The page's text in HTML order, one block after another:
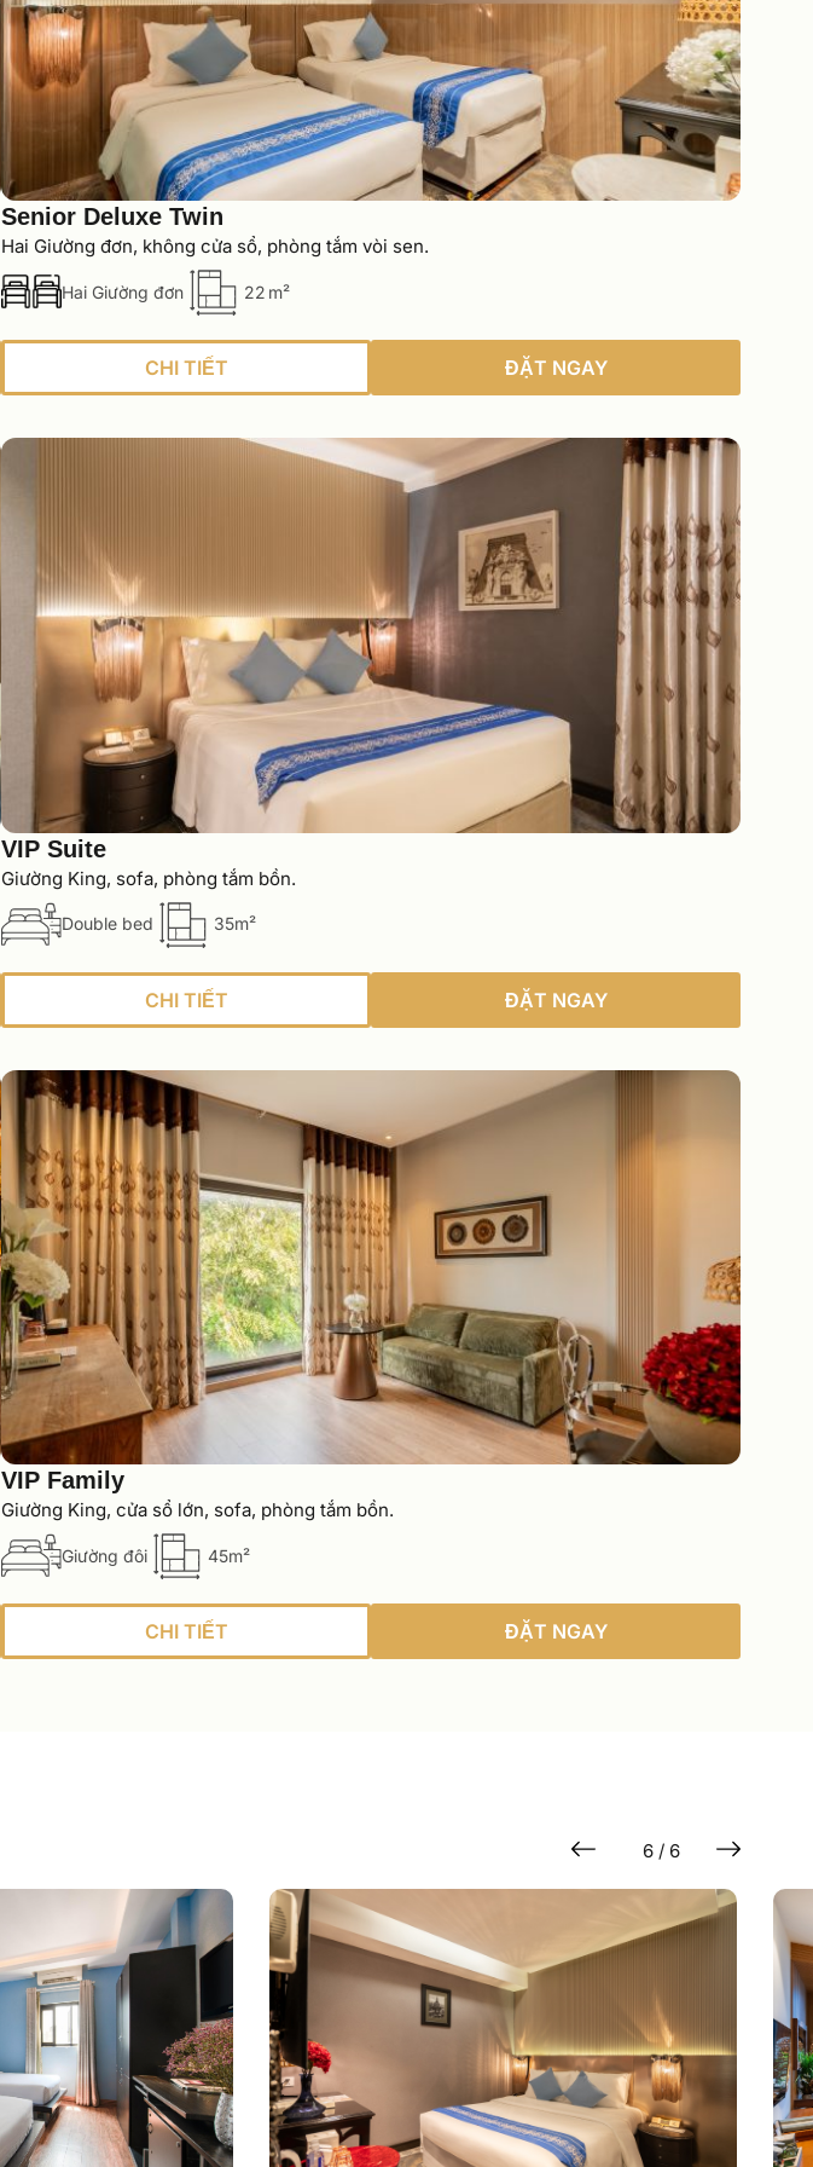
Senior Deluxe Twin
Hai Giường đơn, không cửa sổ, phòng tắm vòi sen.
Hai Giường đơn 22 m²
CHI TIẾT ĐẶT NGAY
VIP Suite
Giường King, sofa, phòng tắm bồn.
Double bed 35m²
CHI TIẾT ĐẶT NGAY
VIP Family
Giường King, cửa sổ lớn, sofa, phòng tắm bồn.
Giường đôi 45m²
CHI TIẾT ĐẶT NGAY
6 / 6